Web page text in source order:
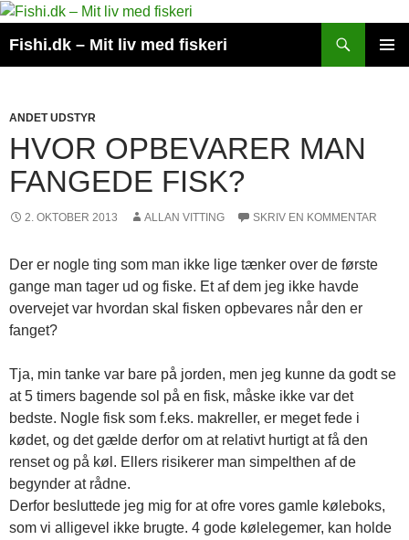
Hop
indhold
Fishi.dk – Mit liv med fiskeri
ANDET UDSTYR
HVOR OPBEVARER MAN
FANGEDE FISK?
2. OKTOBER 2013 ALLAN VITTING SKRIV EN KOMMENTAR
Der er nogle ting som man ikke lige tænker over de første
gange man tager ud og fiske. Et af dem jeg ikke havde
overvejet var hvordan skal fisken opbevares når den er
fanget?
Tja, min tanke var bare på jorden, men jeg kunne da godt se
at 5 timers bagende sol på en fisk, måske ikke var det
bedste. Nogle fisk som f.eks. makreller, er meget fede i
kødet, og det gælde derfor om at relativt hurtigt at få den
renset og på køl. Ellers risikerer man simpelthen af de
begynder at rådne.
Derfor besluttede jeg mig for at ofre vores gamle køleboks,
som vi alligevel ikke brugte. 4 gode kølelegemer, kan holde